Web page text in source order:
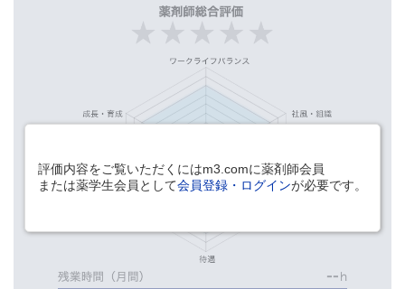
評価内容をご覧いただくにはm3.comに薬剤師会員
または薬学生会員として会員登録・ログインが必要です。